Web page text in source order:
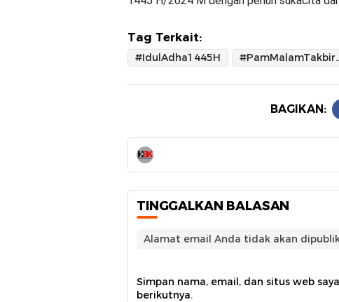
Tag Terkait:
#IdulAdha1445H
BAGIKAN:
TINGGALKAN BALASAN
Alamat email Anda tidak akan
Simpan nama, email, dan situs web
berikutnya.